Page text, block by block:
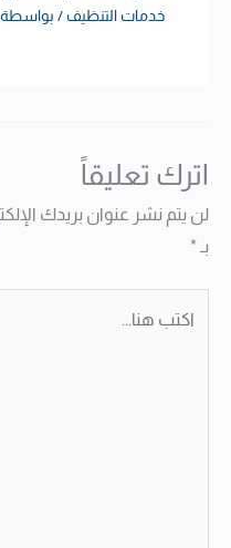
خدمات التنظيف/ بواسطة
اترك تعليقاً
لن يتم نشر عنوان بريدك
بـ *